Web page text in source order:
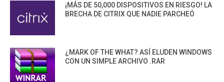
¡MÁS DE 50,000 DISPOSITIVOS EN RIESGO! LA
BRECHA DE CITRIX QUE NADIE PARCHEÓ
¿MARK OF THE WHAT? ASÍ ELUDEN WINDOWS
CON UN SIMPLE ARCHIVO .RAR